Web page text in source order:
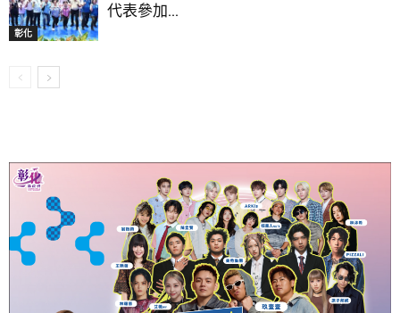
彰化
代表參加...